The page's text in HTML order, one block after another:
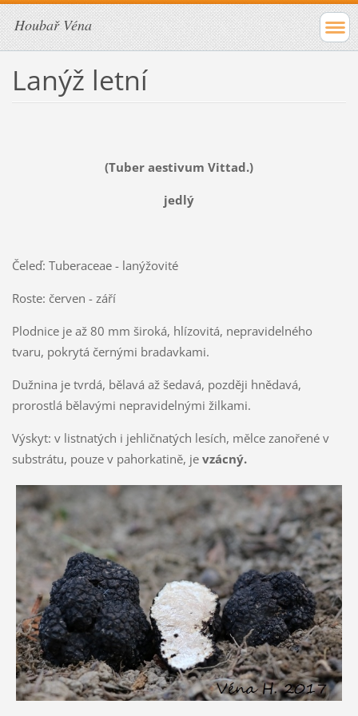
Houbař Véna
Lanýž letní
(Tuber aestivum Vittad.)
jedlý
Čeleď: Tuberaceae - lanýžovité
Roste: červen - září
Plodnice je až 80 mm široká, hlízovitá, nepravidelného
tvaru, pokrytá černými bradavkami.
Dužnina je tvrdá, bělavá až šedavá, později hnědavá,
prorostlá bělavými nepravidelnými žilkami.
Výskyt: v listnatých i jehličnatých lesích, mělce zanořené v
substrátu, pouze v pahorkatině, jevzácný.